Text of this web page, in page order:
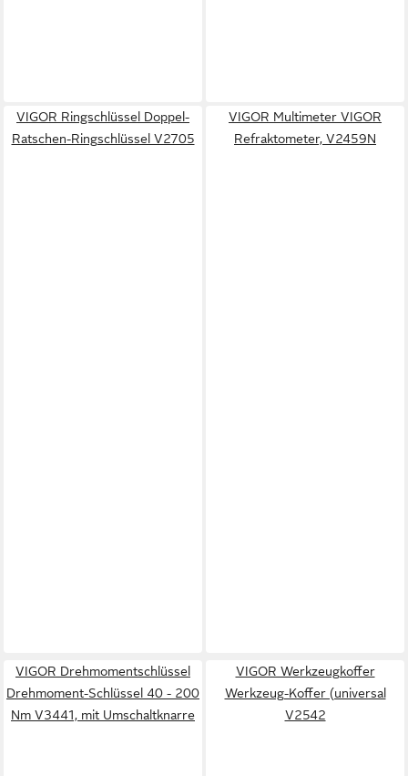
VIGOR Ringschlüssel Doppel-
Ratschen-Ringschlüssel V2705
VIGOR Multimeter VIGOR
Refraktometer, V2459N
VIGOR Drehmomentschlüssel
Drehmoment-Schlüssel 40 - 200
Nm V3441, mit Umschaltknarre
VIGOR Werkzeugkoffer
Werkzeug-Koffer (universal
V2542